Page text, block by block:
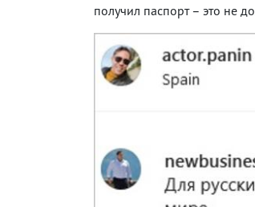
получил паспорт – это не